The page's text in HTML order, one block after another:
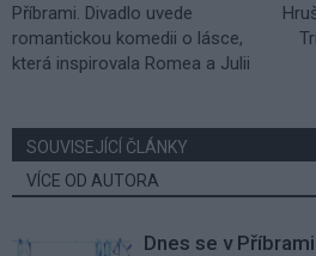
Příbrami. Divadlo uvede
romantickou komedii o lásce,
která inspirovala Romea a Julii
SOUVISEJÍCÍ ČLÁNKY
VÍCE OD AUTORA
Dnes se v